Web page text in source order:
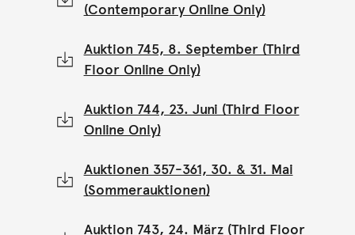
(Contemporary Online Only)
Auktion 745, 8. September (Third
Floor Online Only)
Auktion 744, 23. Juni (Third Floor
Online Only)
Auktionen 357-361, 30. & 31. Mai
(Sommerauktionen)
Auktion 743, 24. März (Third Floor